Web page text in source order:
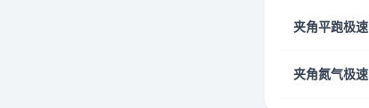
夹角平跑极速
夹角氮气极速